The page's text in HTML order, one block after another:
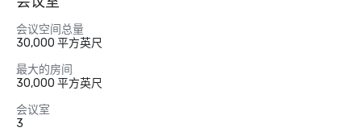
会议空间总量
30,000 平方英尺
最大的房间
30,000 平方英尺
会议室
3